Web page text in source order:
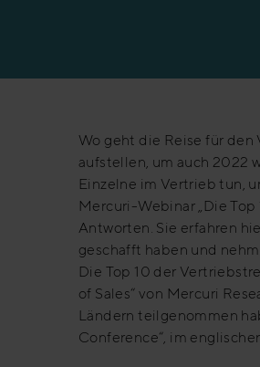
Wo geht die Reise für
aufstellen, um auch 2022
Einzelne im Vertrieb tun,
Mercuri-Webinar „Die
Antworten. Sie erfahren
geschafft haben und
Die Top 10 der
of Sales“ von Mercuri
Ländern teilgenommen
Conference“, im